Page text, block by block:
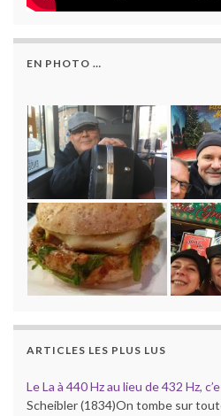
EN PHOTO …
ARTICLES LES PLUS LUS
Le La à 440 Hz au lieu de 432 Hz,
Scheibler (1834)On tombe sur